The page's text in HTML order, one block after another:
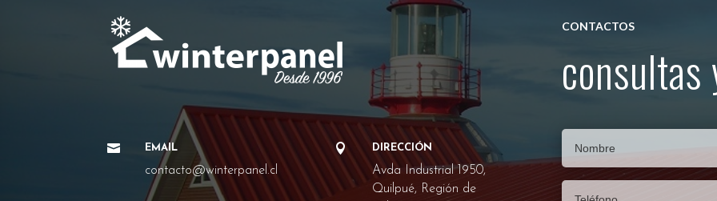
 EMAIL
contacto@winterpanel.cl
 DIRECCIÓN
Avda Industrial 1950,
Quilpué, Región de
CONTACTOS
consultas